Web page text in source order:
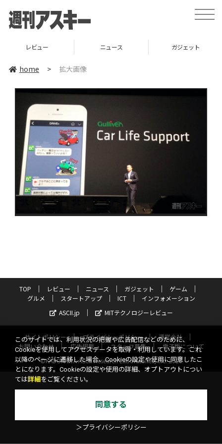
toggle
レビュー ニュース ガジェット
home > 拡大画像
TOP レビュー ニュース ガジェット
ゲーム
グルメ
スタートアップ ICT
インフォメーション
ASCII.jp
MITテクノロジーレビュー
サイトポリシー プライバシーポリシー
運営会社
お問い合わせ
広告掲載 スタッフ募集
電子版について
©KADOKAWA ASCII Research Laboratories, Inc. 2026
このサイトでは、利用状況の把握や広告配信などのために、
Cookieを使用してアクセスデータを取得・利用しています。これ
以降のページに遷移した場合、Cookieの設定や使用に同意したこ
とになります。Cookieの設定や使用の詳細、オプトアウトについ
ては詳細 をご覧ください。
同意する
＞プライバシーポリシー